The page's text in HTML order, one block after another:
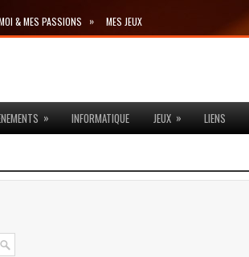
& MES PASSIONS » MES JEUX
» INFORMATIQUE JEUX » LIENS